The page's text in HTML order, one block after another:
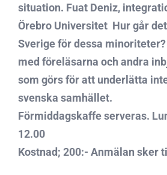
situation. Fuat Deniz,
Örebro Universitet  Hur går
Sverige för dessa
med föreläsarna och andra
som görs för att underlätta
svenska samhället.
Förmiddagskaffe serveras.
12.00
Kostnad; 200:- Anmälan sker